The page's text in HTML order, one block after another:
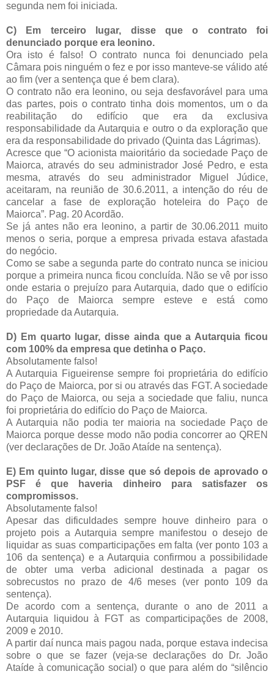
segunda nem foi iniciada.
C) Em terceiro lugar, disse que o contrato foi
denunciado porque era leonino.
Ora isto é falso! O contrato nunca foi denunciado pela
Câmara pois ninguém o fez e por isso manteve-se válido até
ao fim (ver a sentença que é bem clara).
O contrato não era leonino, ou seja desfavorável para uma
das partes, pois o contrato tinha dois momentos, um o da
reabilitação do edifício que era da exclusiva
responsabilidade da Autarquia e outro o da exploração que
era da responsabilidade do privado (Quinta das Lágrimas).
Acresce que “O acionista maioritário da sociedade Paço de
Maiorca, através do seu administrador José Pedro, e esta
mesma, através do seu administrador Miguel Júdice,
aceitaram, na reunião de 30.6.2011, a intenção do réu de
cancelar a fase de exploração hoteleira do Paço de
Maiorca”. Pag. 20 Acordão.
Se já antes não era leonino, a partir de 30.06.2011 muito
menos o seria, porque a empresa privada estava afastada
do negócio.
Como se sabe a segunda parte do contrato nunca se iniciou
porque a primeira nunca ficou concluída. Não se vê por isso
onde estaria o prejuízo para Autarquia, dado que o edifício
do Paço de Maiorca sempre esteve e está como
propriedade da Autarquia.
D) Em quarto lugar, disse ainda que a Autarquia ficou
com 100% da empresa que detinha o Paço.
Absolutamente falso!
A Autarquia Figueirense sempre foi proprietária do edifício
do Paço de Maiorca, por si ou através das FGT. A sociedade
do Paço de Maiorca, ou seja a sociedade que faliu, nunca
foi proprietária do edifício do Paço de Maiorca.
A Autarquia não podia ter maioria na sociedade Paço de
Maiorca porque desse modo não podia concorrer ao QREN
(ver declarações de Dr. João Ataíde na sentença).
E) Em quinto lugar, disse que só depois de aprovado o
PSF é que haveria dinheiro para satisfazer os
compromissos.
Absolutamente falso!
Apesar das dificuldades sempre houve dinheiro para o
projeto pois a Autarquia sempre manifestou o desejo de
liquidar as suas comparticipações em falta (ver ponto 103 a
106 da sentença) e a Autarquia confirmou a possibilidade
de obter uma verba adicional destinada a pagar os
sobrecustos no prazo de 4/6 meses (ver ponto 109 da
sentença).
De acordo com a sentença, durante o ano de 2011 a
Autarquia liquidou à FGT as comparticipações de 2008,
2009 e 2010.
A partir daí nunca mais pagou nada, porque estava indecisa
sobre o que se fazer (veja-se declarações do Dr. João
Ataíde à comunicação social) o que para além do “silêncio